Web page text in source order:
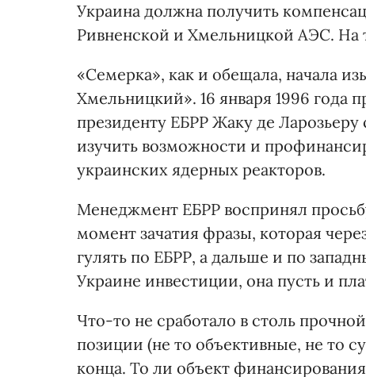
Украина должна получить
Ривненской и Хмельницкой АЭС.
«Семерка», как и обещала, начала
Хмельницкий». 16 января 1996
президенту ЕБРР Жаку де
изучить возможности и
украинских ядерных реакторов.
Менеджмент ЕБРР воспринял
момент зачатия фразы, которая
гулять по ЕБРР, а дальше и по
Украине инвестиции, она пусть и
Что-то не сработало в столь
позиции (не то объективные, не то
конца. То ли объект